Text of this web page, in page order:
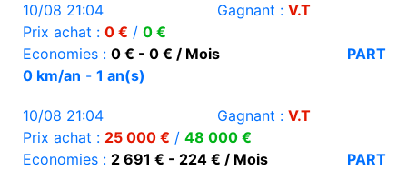
10/08 21:04 Gagnant : V.T
Prix achat : 0 € / 0 €
Economies : 0 € - 0 € / Mois
PART
0 km/an - 1 an(s)
10/08 21:04 Gagnant : V.T
Prix achat : 25 000 € / 48 000 €
Economies : 2 691 € - 224 € / Mois
PART